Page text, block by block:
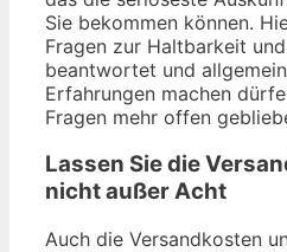
Sie bekommen können.
Fragen zur Haltbarkeit
beantwortet und
Erfahrungen machen
Fragen mehr offen
Lassen Sie die
nicht außer Acht
Auch die Versandkosten